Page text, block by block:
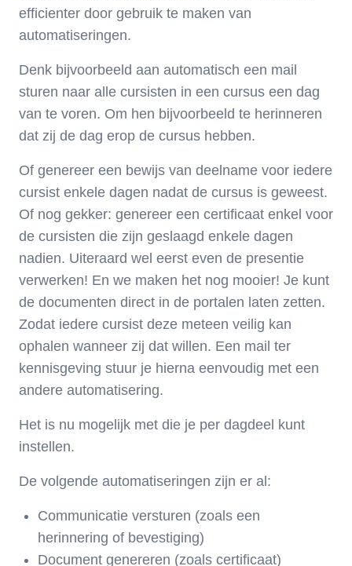
efficienter door gebruik te maken van
automatiseringen.
Denk bijvoorbeeld aan automatisch een mail
sturen naar alle cursisten in een cursus een dag
van te voren. Om hen bijvoorbeeld te herinneren
dat zij de dag erop de cursus hebben.
Of genereer een bewijs van deelname voor iedere
cursist enkele dagen nadat de cursus is geweest.
Of nog gekker: genereer een certificaat enkel voor
de cursisten die zijn geslaagd enkele dagen
nadien. Uiteraard wel eerst even de presentie
verwerken! En we maken het nog mooier! Je kunt
de documenten direct in de portalen laten zetten.
Zodat iedere cursist deze meteen veilig kan
ophalen wanneer zij dat willen. Een mail ter
kennisgeving stuur je hierna eenvoudig met een
andere automatisering.
Het is nu mogelijk met die je per dagdeel kunt
instellen.
De volgende automatiseringen zijn er al:
Communicatie versturen (zoals een
herinnering of bevestiging)
Document genereren (zoals certificaat)